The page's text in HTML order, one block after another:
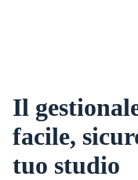
Il
facile,
tuo studio